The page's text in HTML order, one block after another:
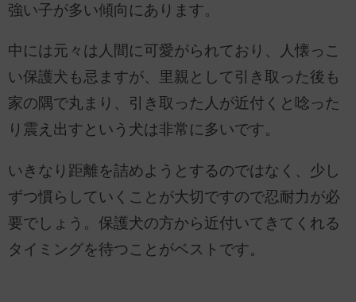
強い子が多い傾向にあります。
中には元々は人間に可愛がられており、人懐っこ
い保護犬も忌ますが、里親として引き取った後も
家の隅で丸まり、引き取った人が近付くと唸った
り震え出すという犬は非常に多いです。
いきなり距離を詰めようとするのではなく、少し
ずつ慣らしていくことが大切ですので忍耐力が必
要でしょう。保護犬の方から近付いてきてくれる
タイミングを待つことがベストです。